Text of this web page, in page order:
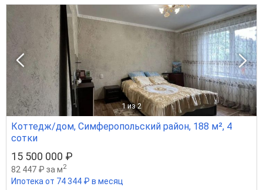
1 из 2
Коттедж/дом, Симферопольский район, 188 м², 4
сотки
15 500 000 ₽
82 447 ₽ за м2
Ипотека от 74 344 ₽ в месяц